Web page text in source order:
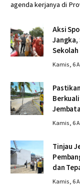
agenda kerjanya di
Aksi
Jangka,
Sekolah
Kamis, 6
Kamis, 6
Tinjau
dan
Kamis, 6